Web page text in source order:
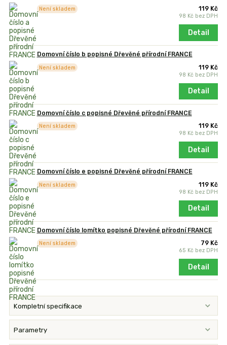
119 Kč
98 Kč bez DPH
Není skladem
Detail
Domovní číslo b popisné Dřevěné přírodní FRANCE
119 Kč
98 Kč bez DPH
Není skladem
Detail
Domovní číslo c popisné Dřevěné přírodní FRANCE
119 Kč
98 Kč bez DPH
Není skladem
Detail
Domovní číslo e popisné Dřevěné přírodní FRANCE
119 Kč
98 Kč bez DPH
Není skladem
Detail
Domovní číslo lomítko popisné Dřevěné přírodní FRANCE
79 Kč
65 Kč bez DPH
Není skladem
Detail
Kompletní specifikace
Parametry